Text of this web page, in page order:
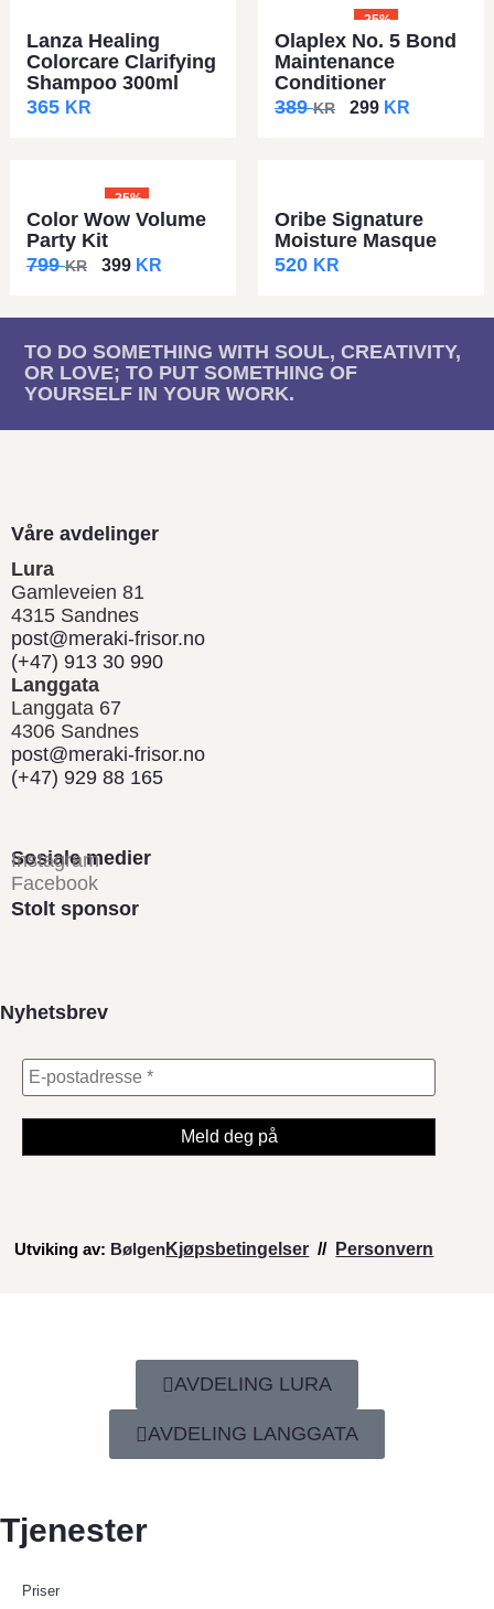
Lanza Healing
Colorcare Clarifying
Shampoo 300ml
365 KR
-25%
Olaplex No. 5 Bond
Maintenance
Conditioner
389KR 299 KR
-25%
Color Wow Volume
Party Kit
799KR 399 KR
Oribe Signature
Moisture Masque
520 KR
TO DO SOMETHING WITH SOUL, CREATIVITY,
OR LOVE; TO PUT SOMETHING OF
YOURSELF IN YOUR WORK.
Våre avdelinger
Lura
Gamleveien 81
4315 Sandnes
post@meraki-frisor.no
(+47) 913 30 990
Langgata
Langgata 67
4306 Sandnes
post@meraki-frisor.no
(+47) 929 88 165
Sosiale medier
Instagram
Facebook
Stolt sponsor
Nyhetsbrev
Utviking av: BølgenKjøpsbetingelser // Personvern
AVDELING LURA
AVDELING LANGGATA
Tjenester
Priser